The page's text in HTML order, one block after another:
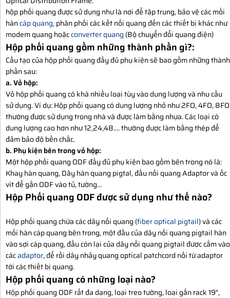
hộp phối quang được sử dụng như là nơi để tập trung, bảo vệ các mối
hàncáp quang, phân phối các kết nối quang đến các thiết bị khác như
modem quang hoặcconverter quang (Bộ chuyển đổi quang điện)
Hộp phối quang gồm những thành phần gì?:
Cấu tạo của hộp phối quang đầy đủ phụ kiện sẽ bao gồm những thành
phần sau:
a. Vỏ hộp:
Vỏ hộp phối quang có khá nhiều loại tùy vào dung lượng và nhu cầu
sử dụng. Ví dụ: Hộp phối quang có dung lượng nhỏ như 2FO, 4FO, 8FO
thường được sử dụng trong nhà và được làm bằng nhựa. Các loại có
dung lượng cao hơn như 12,24,48.... thường được làm bằng thép để
đảm bảo độ bền chắc.
b. Phụ kiện bên trong vỏ hộp:
Một hộp phối quang ODF đầy đủ phụ kiện bao gồm bên trong nó là:
Khay hàn quang, Dây hàn quang pigtal, đầu nối quang Adaptor và ốc
vít để gắn ODF vào tủ, tường...
Hộp Phối quang ODF được sử dụng như thế nào?
Hộp phối quang chứa các dây nối quang (fiber optical pigtail) và các
mối hàn cáp quang bên trong, một đầu của dây nối quang pigtail hàn
vào sợi cáp quang, đầu còn lại của dây nối quang pigtail được cắm vào
cácadaptor, để rồi dây nhảy quang optical patchcord nối từ adaptor
tới các thiết bị quang.
Hộp phối quang có những loại nào?
Hộp phối quang ODF rất đa dạng, loại treo tường, loại gắn rack 19",